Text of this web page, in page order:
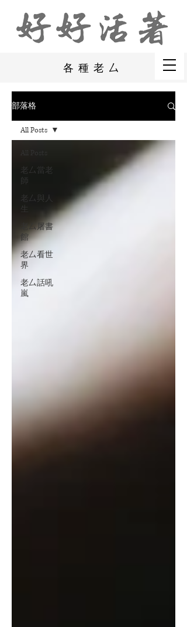
各種老厶
部落格
All Posts
老厶當老
師
老厶與人
生
老厶屠書
館
老厶看世
界
老厶話吼
嵐
All Posts